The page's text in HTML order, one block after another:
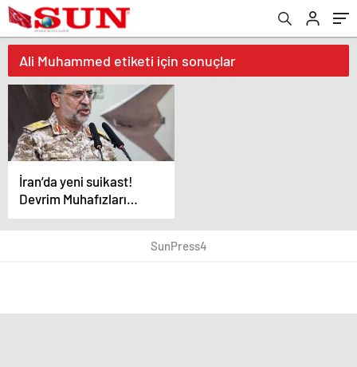
Ali Muhammed etiketi için sonuçlar
İran’da yeni suikast!
Devrim Muhafızları
Sözcüsü öldürüldü
SunPress4